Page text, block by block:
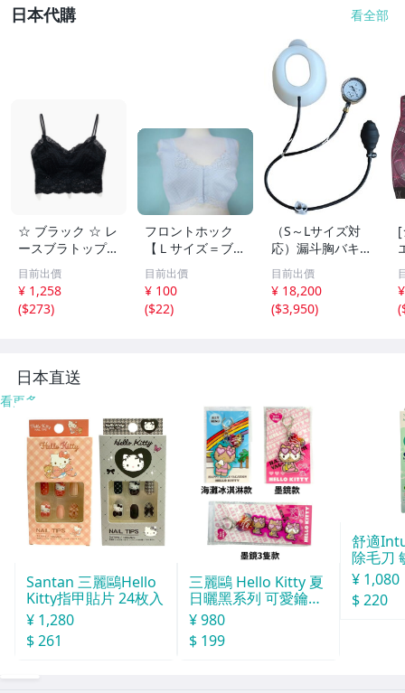
日本代購 看全部
☆ ブラック ☆ レ
ースブラトップ
mamtutp0820 ブ
ラトップ レース
ブラジャー ブラ
インナー 下着 肌
目前出價
¥ 1,258
($273)
フロントホック
【Ｌサイズ＝ブル
ー８１４９】フロ
ントホック軽やか
ブラ 薄手
のブラ、療養中や
目前出價
¥ 100
($22)
（S～Lサイズ対
応）漏斗胸バキュ
ームベル、漏斗胸
装具ブレース、漏
斗胸ブレース圧力
ゲージによる漏斗
目前出價
¥ 18,200
($3,950)
[
(
日本直送
看更多
Santan 三麗鷗Hello
Kitty指甲貼片 24枚入
¥ 1,280
$ 261
三麗鷗 Hello Kitty 夏
日曬黑系列 可愛鑰匙
圈
¥ 980
$ 199
舒適
除毛刀
¥ 1,080
$ 220